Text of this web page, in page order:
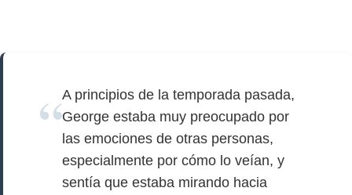
A principios de la temporada pasada,
George estaba muy preocupado por
las emociones de otras personas,
especialmente por cómo lo veían, y
sentía que estaba mirando hacia